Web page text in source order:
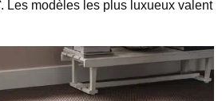
. Les modèles les plus luxueux valent